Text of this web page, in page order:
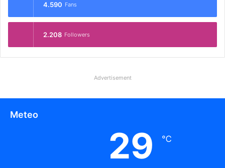
4.590 Fans
2.208 Followers
Advertisement
Meteo
29 ℃